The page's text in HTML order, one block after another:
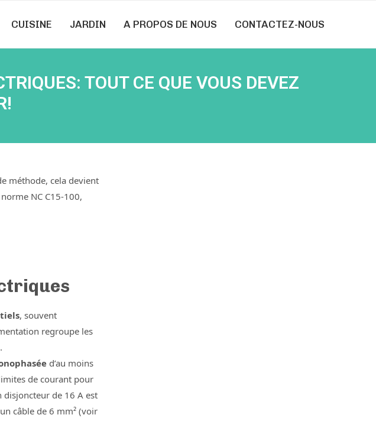
CUISINE JARDIN A PROPOS DE NOUS CONTACTEZ-NOUS
TOUT CE QUE VOUS DEVEZ
méthode, cela devient
NC C15-100,
, souvent
regroupe les
d’au moins
de courant pour
de 16 A est
câble de 6 mm² (voir